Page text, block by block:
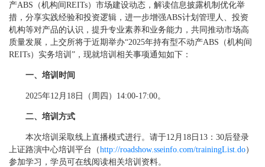
产ABS（机构间REITs）市场建设动态，解读信息披露机制优化举
措，分享实践经验和投资逻辑，进一步增强ABS计划管理人、投资
机构等对产品的认识，提升专业素养和业务能力，共同推动市场高
质量发展，上交所将于近期举办“2025年持有型不动产ABS（机构间
REITs）实务培训”，现就培训相关事项通知如下：
一、培训时间
2025年12月18日（周四）14:00-17:00。
二、培训方式
本次培训采取线上直播模式进行。请于12月18日13：30后登录
上证路演中心培训平台（http://roadshow.sseinfo.com/trainingList.do）
参加学习，学员可在线阅读相关培训资料。